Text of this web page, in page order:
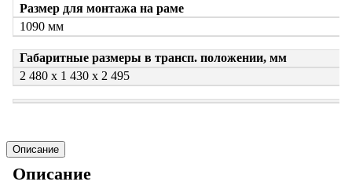
Размер для монтажа на раме
1090 мм
Габаритные размеры в трансп. положении, мм
2 480 х 1 430 х 2 495
Описание
Описание